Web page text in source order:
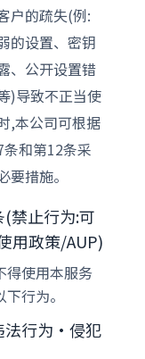
户的疏失(例:
的设置、密钥
、公开设置错
)导致不正当使
,本公司可根据
条和第12条采
要措施。
(禁止行为:可
用政策/AUP)
得使用本服务
行为。
法行为·侵犯